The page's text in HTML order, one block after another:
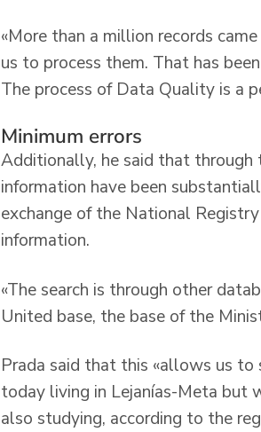
«More than a million records
us to process them. That has
The process of Data Quality is a
Minimum errors
Additionally, he said that
information have been
exchange of the National
information.
«The search is through other
United base, the base of the
Prada said that this «allows us
today living in Lejanías-Meta but
also studying, according to the